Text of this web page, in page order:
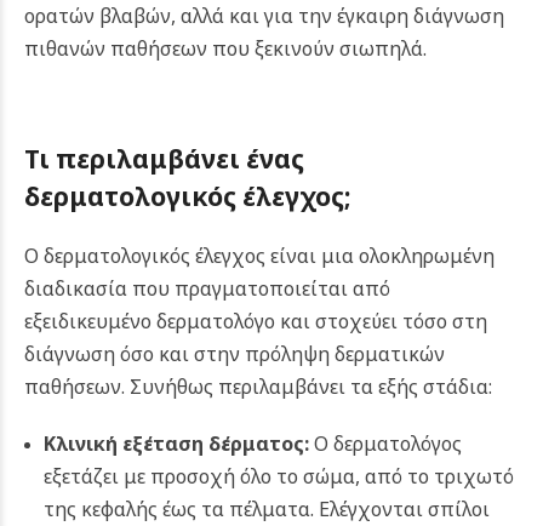
ορατών βλαβών, αλλά και για την έγκαιρη διάγνωση
πιθανών παθήσεων που ξεκινούν σιωπηλά.
Τι περιλαμβάνει ένας
δερματολογικός έλεγχος;
Ο δερματολογικός έλεγχος είναι μια ολοκληρωμένη
διαδικασία που πραγματοποιείται από
εξειδικευμένο δερματολόγο και στοχεύει τόσο στη
διάγνωση όσο και στην πρόληψη δερματικών
παθήσεων. Συνήθως περιλαμβάνει τα εξής στάδια:
Κλινική εξέταση δέρματος:Ο δερματολόγος
εξετάζει με προσοχή όλο το σώμα, από το τριχωτό
της κεφαλής έως τα πέλματα. Ελέγχονται σπίλοι